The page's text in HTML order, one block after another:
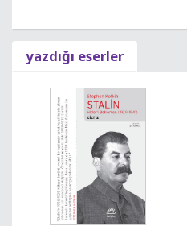
yazdığı eserler